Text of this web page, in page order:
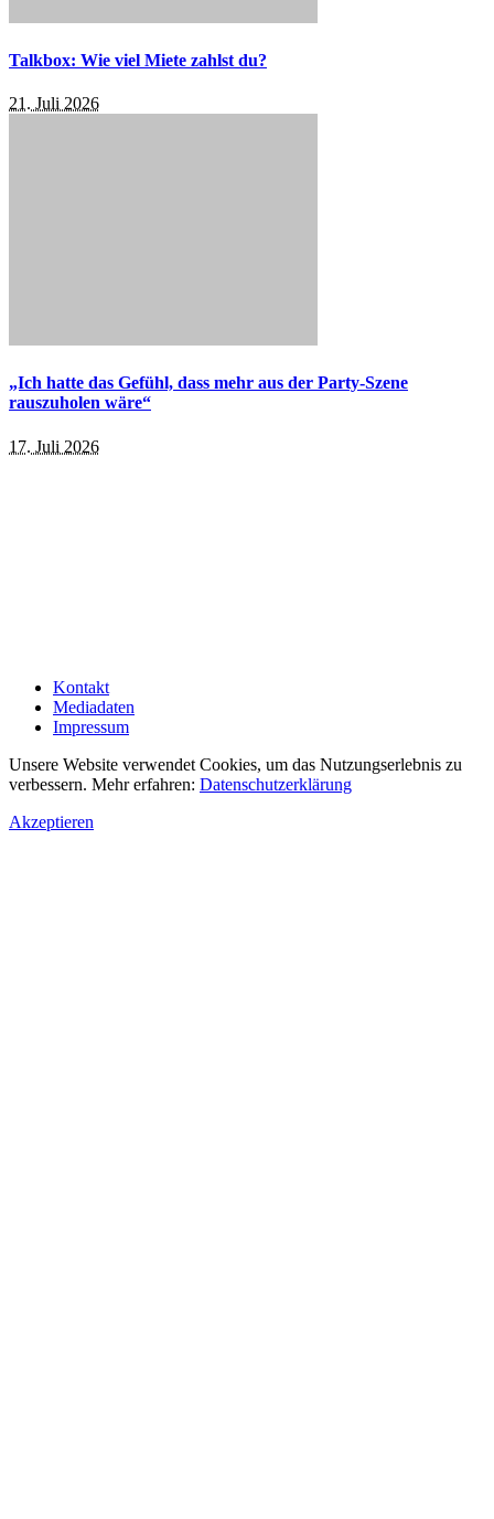
Talkbox: Wie viel Miete zahlst du?
21. Juli 2026
„Ich hatte das Gefühl, dass mehr aus der Party-Szene
rauszuholen wäre“
17. Juli 2026
Kontakt
Mediadaten
Impressum
Unsere Website verwendet Cookies, um das Nutzungserlebnis zu
verbessern. Mehr erfahren: Datenschutzerklärung
Akzeptieren